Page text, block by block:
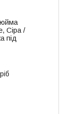
Сіра /
під